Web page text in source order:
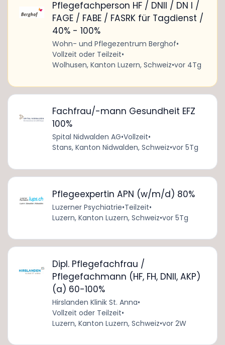
Pflegefachperson HF / DNII / DN I /
FAGE / FABE / FASRK für Tagdienst /
40% - 100%
Wohn- und Pflegezentrum Berghof•
Vollzeit oder Teilzeit•
Wolhusen, Kanton Luzern, Schweiz•vor 4Tg
Fachfrau/-mann Gesundheit EFZ
100%
Spital Nidwalden AG•Vollzeit•
Stans, Kanton Nidwalden, Schweiz•vor 5Tg
Pflegeexpertin APN (w/m/d) 80%
Luzerner Psychiatrie•Teilzeit•
Luzern, Kanton Luzern, Schweiz•vor 5Tg
Dipl. Pflegefachfrau /
Pflegefachmann (HF, FH, DNII, AKP)
(a) 60-100%
Hirslanden Klinik St. Anna•
Vollzeit oder Teilzeit•
Luzern, Kanton Luzern, Schweiz•vor 2W